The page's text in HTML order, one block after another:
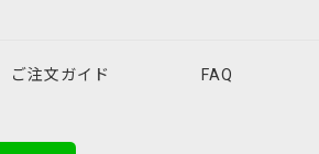
ご注文ガイド FAQ